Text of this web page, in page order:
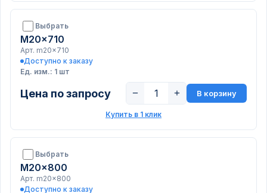
Выбрать
M20x710
Арт. m20x710
Доступно к заказу
Ед. изм.: 1 шт
Цена по запросу − + В корзину
Купить в 1 клик
Выбрать
M20x800
Арт. m20x800
Доступно к заказу